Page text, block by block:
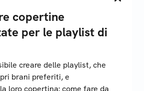
copertine
per le playlist di
creare delle playlist, che
brani preferiti, e
loro copertina: come fare da